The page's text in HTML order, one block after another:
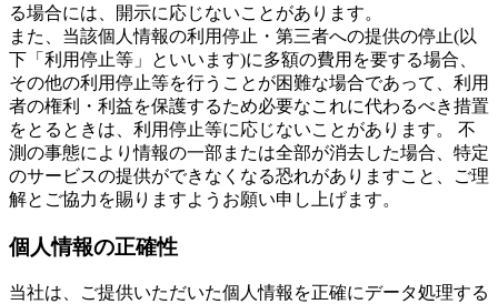
る場合には、開示に応じないことがあります。
また、当該個人情報の利用停止・第三者への提供の停止(以
下「利用停止等」といいます)に多額の費用を要する場合、
その他の利用停止等を行うことが困難な場合であって、利用
者の権利・利益を保護するため必要なこれに代わるべき措置
をとるときは、利用停止等に応じないことがあります。 不
測の事態により情報の一部または全部が消去した場合、特定
のサービスの提供ができなくなる恐れがありますこと、ご理
解とご協力を賜りますようお願い申し上げます。
個人情報の正確性
当社は、ご提供いただいた個人情報を正確にデータ処理する